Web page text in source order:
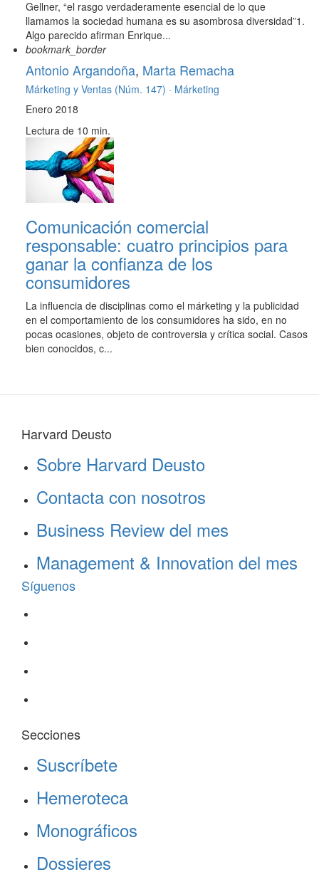
Gellner, “el rasgo verdaderamente esencial de lo que
llamamos la sociedad humana es su asombrosa diversidad”1.
Algo parecido afirman Enrique...
bookmark_border
Antonio Argandoña, Marta Remacha
Márketing y Ventas (Núm. 147) · Márketing
Enero 2018
Lectura de 10 min.
Comunicación comercial
responsable: cuatro principios para
ganar la confianza de los
consumidores
La influencia de disciplinas como el márketing y la publicidad
en el comportamiento de los consumidores ha sido, en no
pocas ocasiones, objeto de controversia y crítica social. Casos
bien conocidos, c...
Harvard Deusto
Sobre Harvard Deusto
Contacta con nosotros
Business Review del mes
Management & Innovation del mes
Síguenos
Secciones
Suscríbete
Hemeroteca
Monográficos
Dossieres